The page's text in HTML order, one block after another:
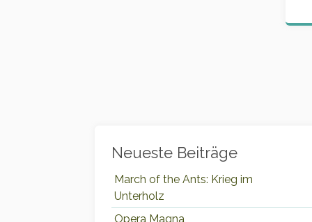
Neueste Beiträge
March of the Ants: Krieg im
Unterholz
Opera Magna